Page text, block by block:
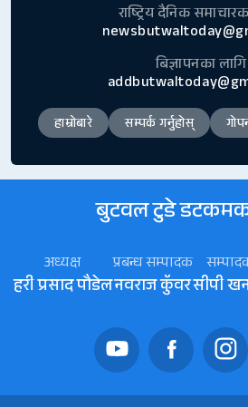
राष्ट्रिय दैनिक
बिज्ञापनका
हाम्रोबारे सम्पर्क गर्नुहोस्
बुटवल टुडे
अध्यक्ष
हरी प्रसाद पौडेल
प्रबन्ध सम्पादक
नवराज कॅुवरसीपी